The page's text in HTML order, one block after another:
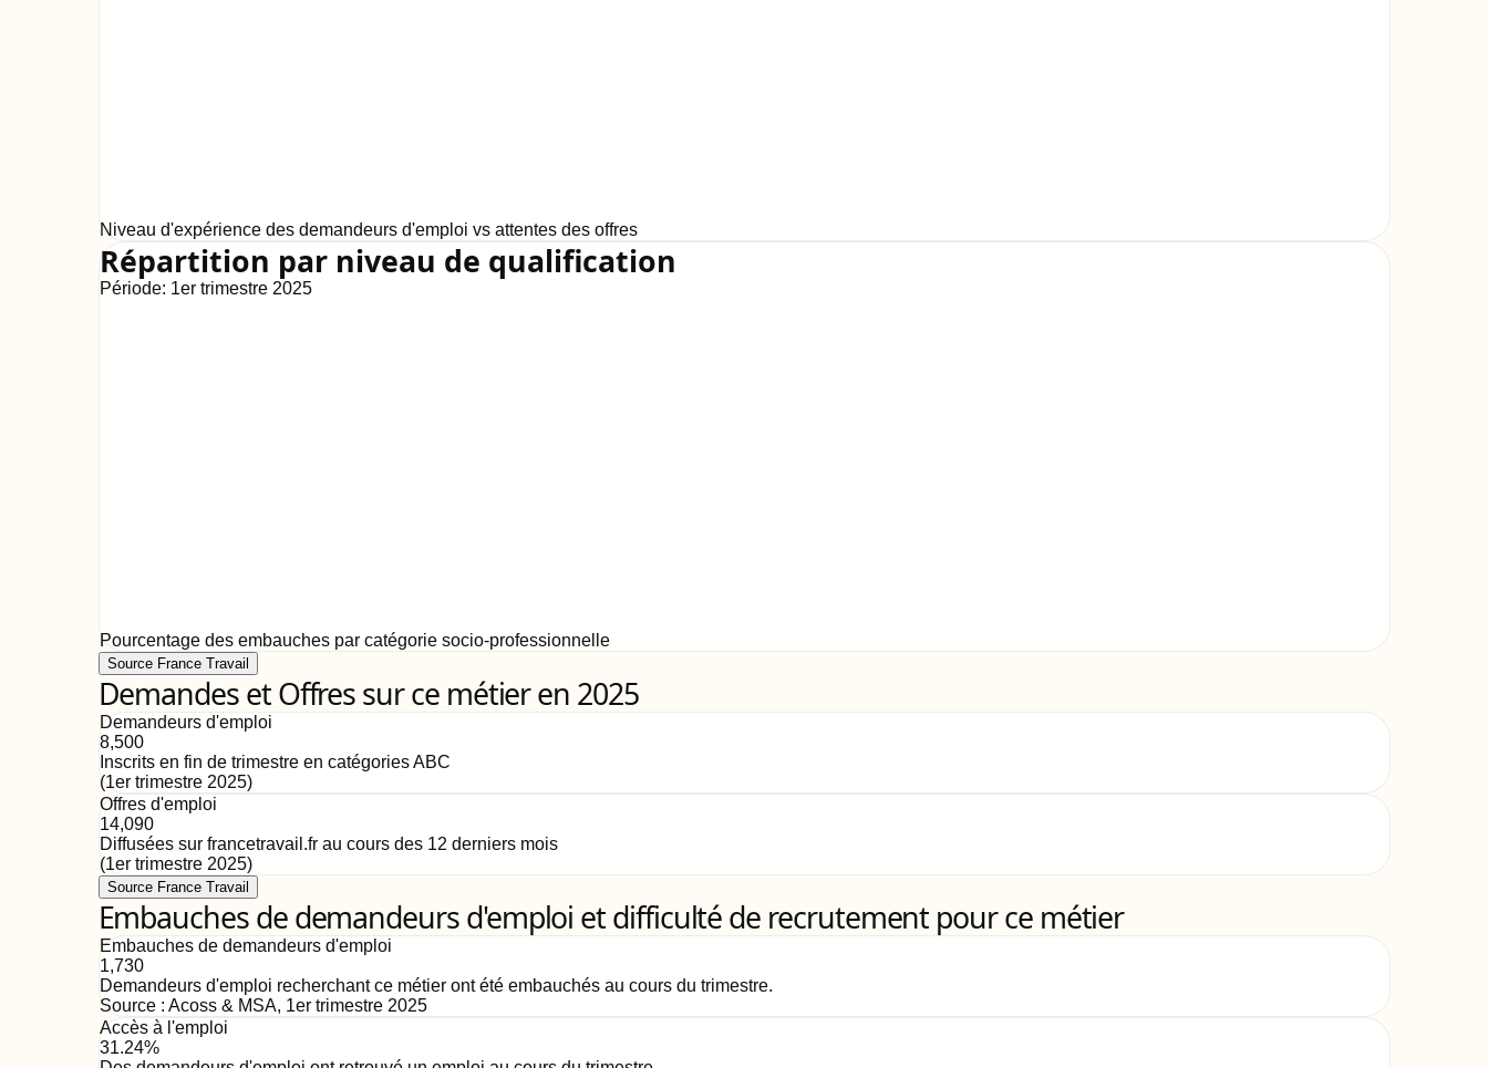
Niveau d'expérience des demandeurs d'emploi vs attentes des offres
Répartition par niveau de qualification
Période: 1er trimestre 2025
Pourcentage des embauches par catégorie socio-professionnelle
Source France Travail
Demandes et Offres sur ce métier en 2025
Demandeurs d'emploi
8,500
Inscrits en fin de trimestre en catégories ABC
(1er trimestre 2025)
Offres d'emploi
14,090
Diffusées sur francetravail.fr au cours des 12 derniers mois
(1er trimestre 2025)
Source France Travail
Embauches de demandeurs d'emploi et difficulté de recrutement pour ce métier
Embauches de demandeurs d'emploi
1,730
Demandeurs d'emploi recherchant ce métier ont été embauchés au cours du trimestre.
Source : Acoss & MSA, 1er trimestre 2025
Accès à l'emploi
31.24%